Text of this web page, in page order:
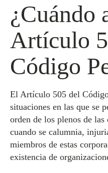
¿Cuándo
Artículo
Código
El Artículo 505 del
situaciones en las que se
orden de los plenos de
cuando se calumnia,
miembros de estas
existencia de